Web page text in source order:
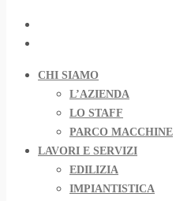
CHI SIAMO
L’AZIENDA
LO STAFF
PARCO MACCHINE
LAVORI E SERVIZI
EDILIZIA
IMPIANTISTICA